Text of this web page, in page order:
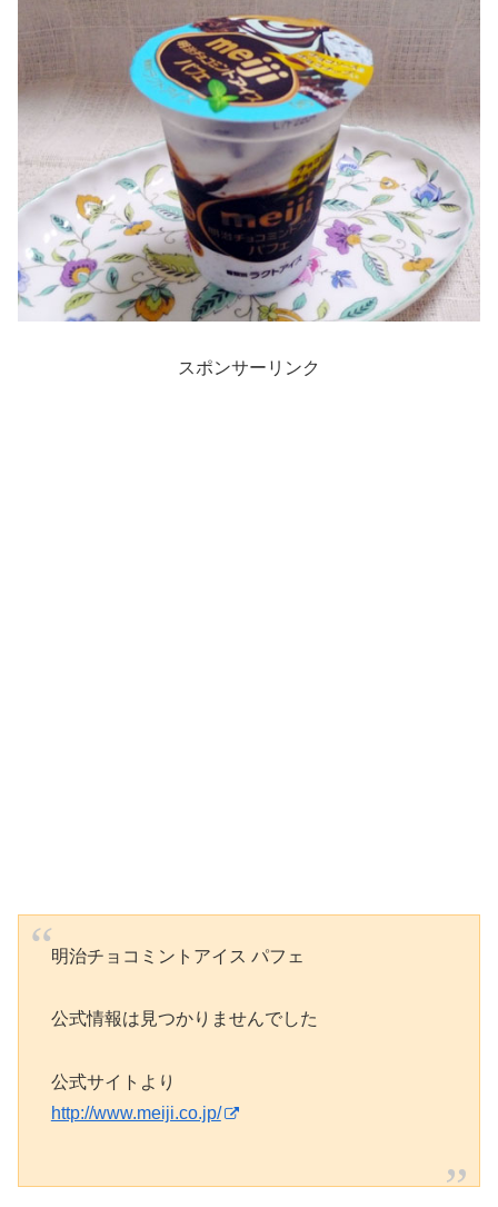
スポンサーリンク
明治チョコミントアイス パフェ
公式情報は見つかりませんでした
公式サイトより
http://www.meiji.co.jp/